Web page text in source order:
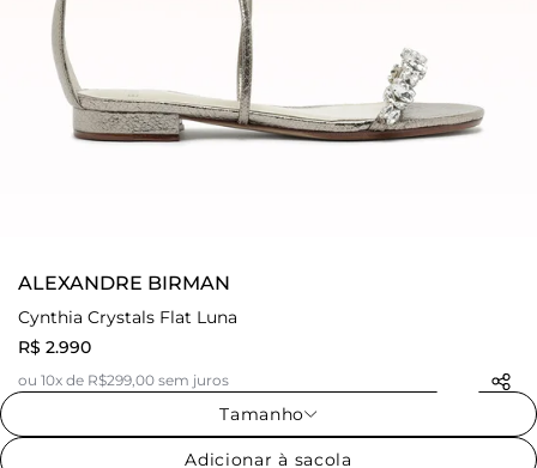
ALEXANDRE BIRMAN
Cynthia Crystals Flat Luna
R$ 2.990
ou 10x de R$299,00 sem juros
Tamanho
Adicionar à sacola